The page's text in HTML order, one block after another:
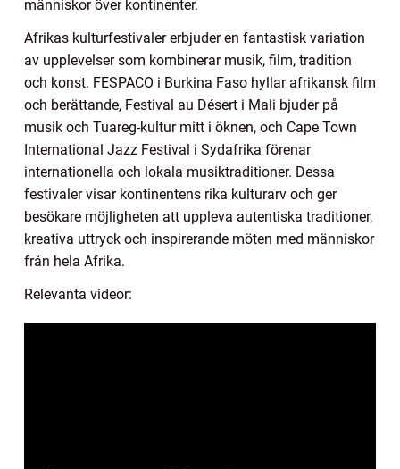
människor över kontinenter.
Afrikas kulturfestivaler erbjuder en fantastisk variation
av upplevelser som kombinerar musik, film, tradition
och konst. FESPACO i Burkina Faso hyllar afrikansk film
och berättande, Festival au Désert i Mali bjuder på
musik och Tuareg-kultur mitt i öknen, och Cape Town
International Jazz Festival i Sydafrika förenar
internationella och lokala musiktraditioner. Dessa
festivaler visar kontinentens rika kulturarv och ger
besökare möjligheten att uppleva autentiska traditioner,
kreativa uttryck och inspirerande möten med människor
från hela Afrika.
Relevanta videor: